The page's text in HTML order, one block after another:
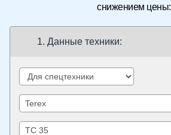
снижением цены:
1. Данные техники: